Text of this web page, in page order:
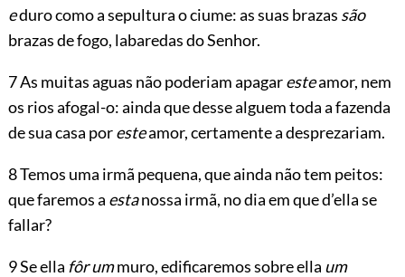
eduro como a sepultura o ciume: as suas brazas são
brazas de fogo, labaredas do Senhor.
7 As muitas aguas não poderiam apagaresteamor, nem
os rios afogal-o: ainda que desse alguem toda a fazenda
de sua casa poresteamor, certamente a desprezariam.
8 Temos uma irmã pequena, que ainda não tem peitos:
que faremos a estanossa irmã, no dia em que d’ella se
fallar?
9 Se ella fôr ummuro, edificaremos sobre ella um